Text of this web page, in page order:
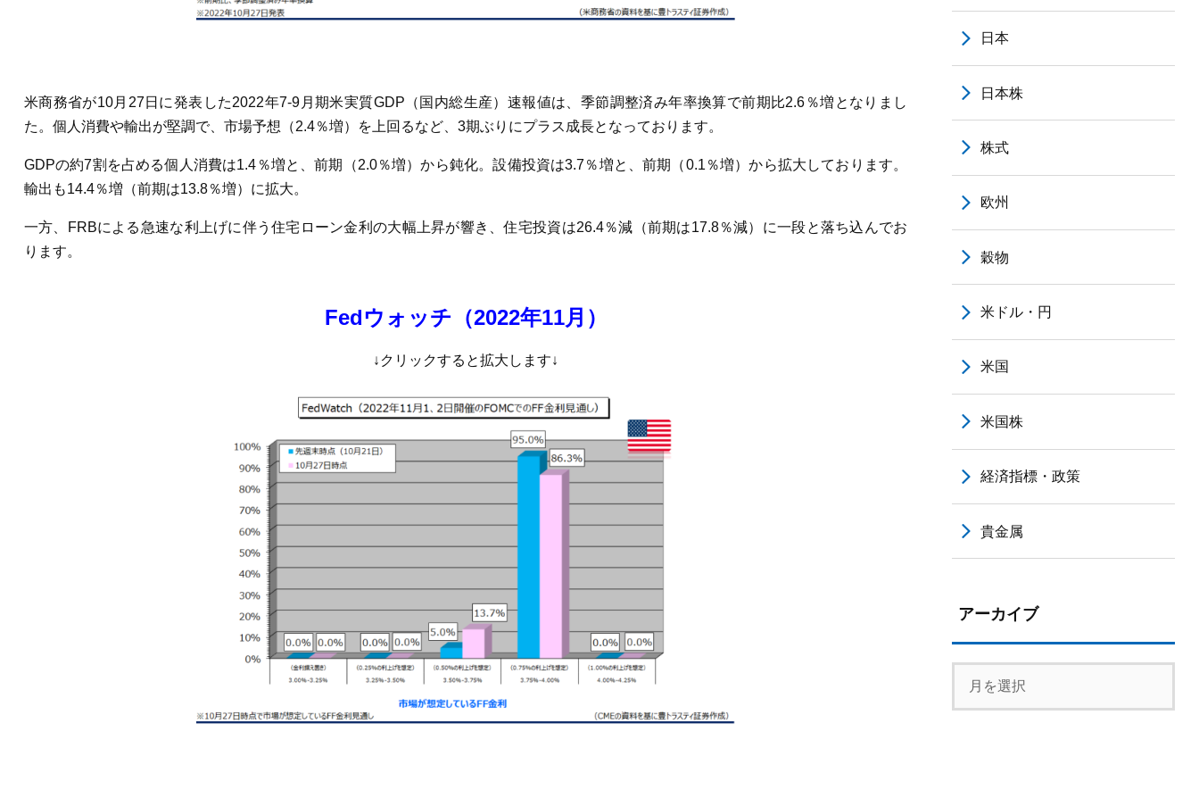
米商務省が10月27日に発表した2022年7-9月期米実質GDP（国内総生産）速報値は、季節調整済み年率換算で前期比2.6％増となりまし
た。個人消費や輸出が堅調で、市場予想（2.4％増）を上回るなど、3期ぶりにプラス成長となっております。
GDPの約7割を占める個人消費は1.4％増と、前期（2.0％増）から鈍化。設備投資は3.7％増と、前期（0.1％増）から拡大しております。
輸出も14.4％増（前期は13.8％増）に拡大。
一方、FRBによる急速な利上げに伴う住宅ローン金利の大幅上昇が響き、住宅投資は26.4％減（前期は17.8％減）に一段と落ち込んでお
ります。
Fedウォッチ（2022年11月）
↓クリックすると拡大します↓
日本
日本株
株式
欧州
穀物
米ドル・円
米国
米国株
経済指標・政策
貴金属
アーカイブ